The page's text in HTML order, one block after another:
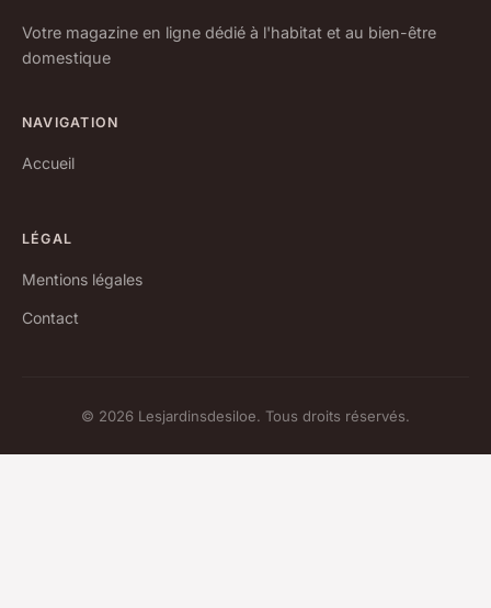
Votre magazine en ligne dédié à l'habitat et au bien-être
domestique
NAVIGATION
Accueil
LÉGAL
Mentions légales
Contact
© 2026 Lesjardinsdesiloe. Tous droits réservés.